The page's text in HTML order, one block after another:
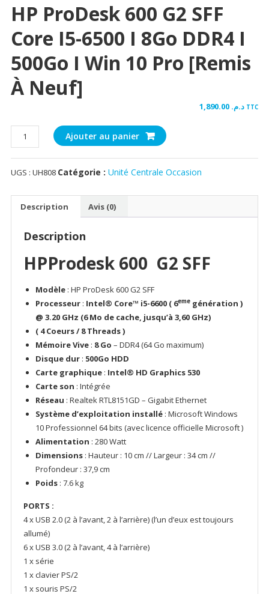
HP ProDesk 600 G2 SFF
Core I5-6500 I 8Go DDR4 I
500Go I Win 10 Pro [Remis
À Neuf]
د.م. TTC
quantité
de
HP
ProDesk
6500
Ajouter au panier
UGS : UH808 Catégorie : Unité Centrale Occasion
Description Avis (0)
Description
HPProdesk 600 G2 SFF
Modèle : HP ProDesk 600 G2 SFF
Processeur: Intel® Core™ i5-6600 ( 6emegénération )
@ 3.20 GHz (6 Mo de cache, jusqu’à 3,60 GHz)
( 4 Coeurs / 8 Threads )
Mémoire Vive: 8 Go – DDR4 (64 Go maximum)
Disque dur : 500Go HDD
Carte graphique: Intel® HD Graphics 530
Carte son : Intégrée
Réseau : Realtek RTL8151GD – Gigabit Ethernet
Système d’exploitation installé: Microsoft Windows
10 Professionnel 64 bits (avec licence officielle Microsoft )
Alimentation : 280 Watt
Dimensions : Hauteur : 10 cm // Largeur : 34 cm //
Profondeur : 37,9 cm
Poids: 7.6 kg
PORTS :
4 x USB 2.0 (2 à l’avant, 2 à l’arrière) (l’un d’eux est toujours
allumé)
6 x USB 3.0 (2 à l’avant, 4 à l’arrière)
1 x série
1 x clavier PS/2
1 x souris PS/2